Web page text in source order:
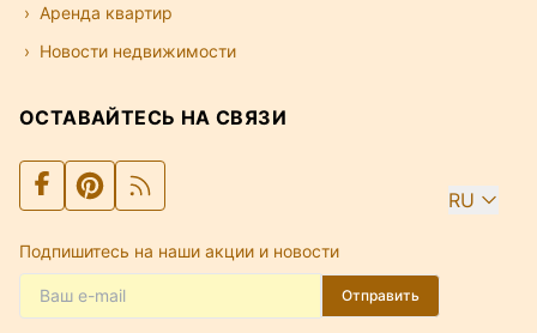
Аренда квартир
Новости недвижимости
ОСТАВАЙТЕСЬ НА СВЯЗИ
RU
Подпишитесь на наши акции и новости
Отправить